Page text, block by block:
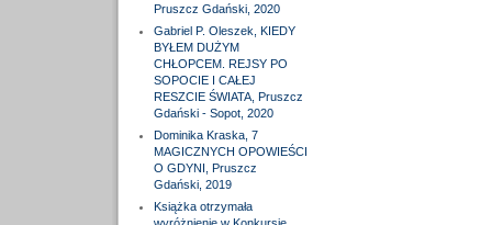
Pruszcz Gdański, 2020
Gabriel P. Oleszek, KIEDY
BYŁEM DUŻYM
CHŁOPCEM. REJSY PO
SOPOCIE I CAŁEJ
RESZCIE ŚWIATA, Pruszcz
Gdański - Sopot, 2020
Dominika Kraska, 7
MAGICZNYCH OPOWIEŚCI
O GDYNI, Pruszcz
Gdański, 2019
Książka otrzymała